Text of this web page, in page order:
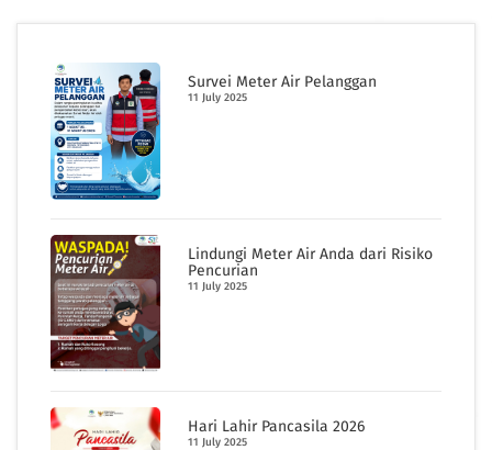
Survei Meter Air Pelanggan
11 July 2025
Lindungi Meter Air Anda dari Risiko
Pencurian
11 July 2025
Hari Lahir Pancasila 2026
11 July 2025